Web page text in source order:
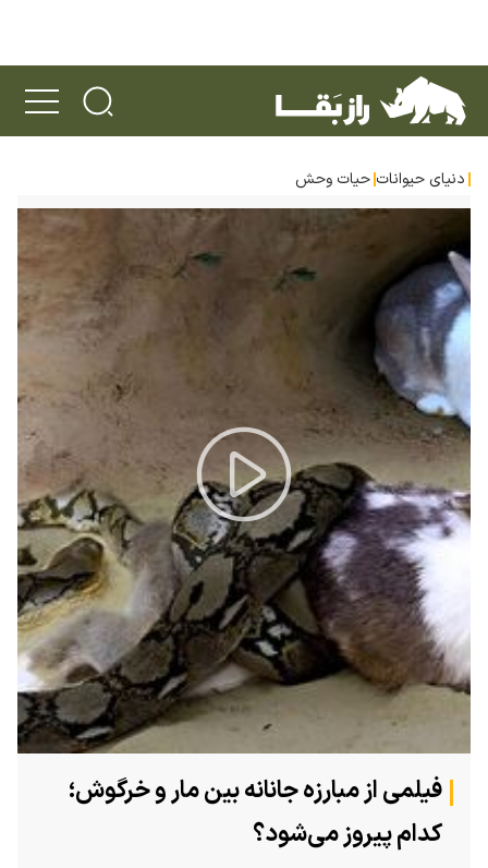
دنیای حیوانات حیات وحش
Play
Video
فیلمی از مبارزه جانانه بین مار و خرگوش؛
کدام پیروز می‌شود؟